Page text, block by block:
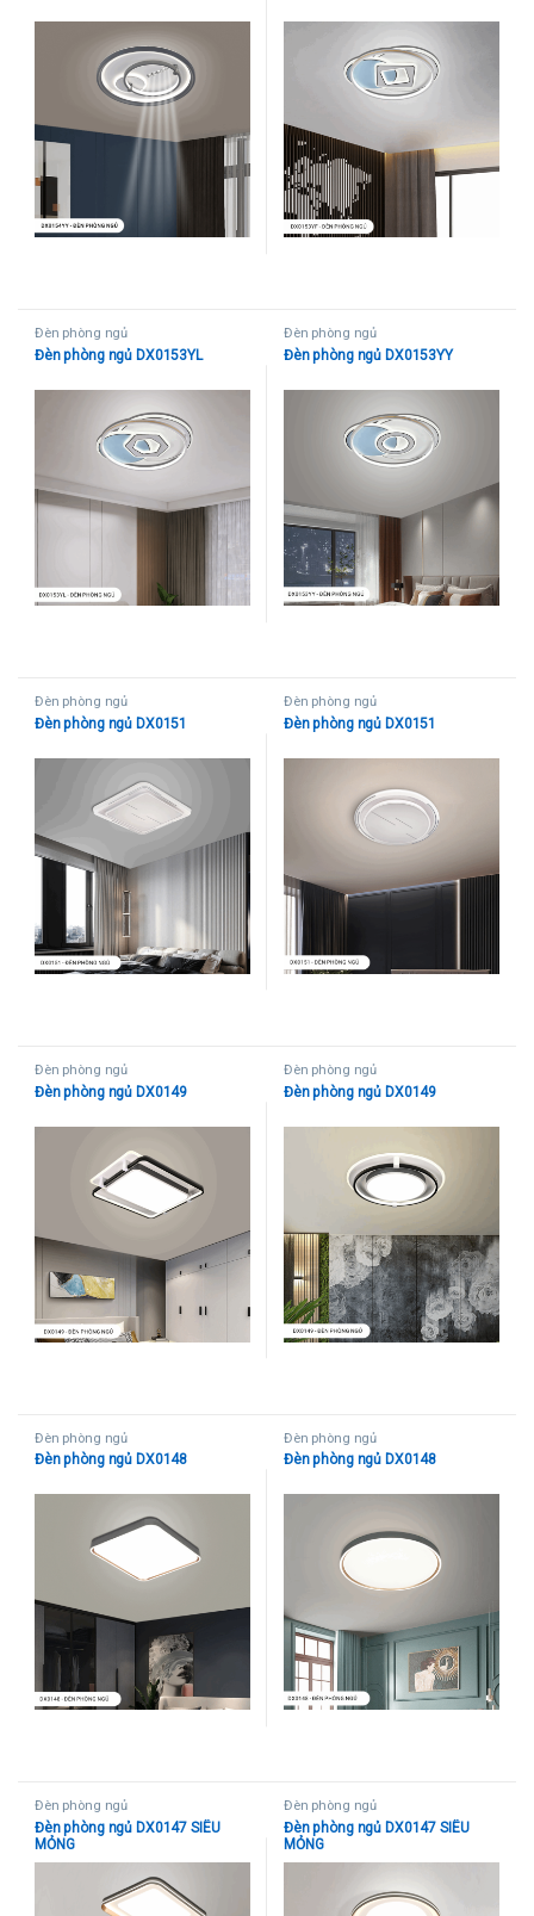
Đèn phòng ngủ
Đèn phòng ngủ DX0153YL
Đèn phòng ngủ
Đèn phòng ngủ DX0153YY
Đèn phòng ngủ
Đèn phòng ngủ DX0151
Đèn phòng ngủ
Đèn phòng ngủ DX0151
Đèn phòng ngủ
Đèn phòng ngủ DX0149
Đèn phòng ngủ
Đèn phòng ngủ DX0149
Đèn phòng ngủ
Đèn phòng ngủ DX0148
Đèn phòng ngủ
Đèn phòng ngủ DX0148
Đèn phòng ngủ
Đèn phòng ngủ DX0147 SIÊU
MỎNG
Đèn phòng ngủ
Đèn phòng ngủ DX0147 SIÊU
MỎNG